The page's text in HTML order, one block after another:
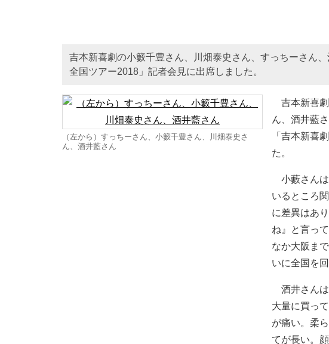
吉本新喜劇の小籔千豊さん、川畑泰史さん、すっちーさん
全国ツアー2018」記者会見に出席しました。
（左から）すっちーさん、小籔千豊さん、川畑泰史さ
ん、酒井藍さん
吉本新喜劇
ん、酒井藍
「吉本新喜
た。
小藪さんは
いるところ
に差異はあ
ね』と言っ
なか大阪ま
いに全国を
酒井さんは
大量に買っ
が痛い。柔
てが長い。